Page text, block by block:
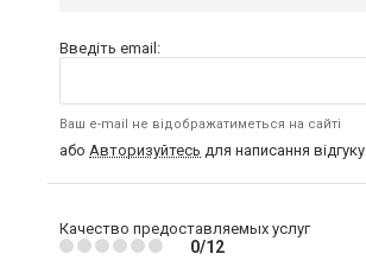
Введіть email:
Ваш e-mail не відображатиметься на сайті
або Авторизуйтесь для написання відгуку
Качество предоставляемых услуг
0/12